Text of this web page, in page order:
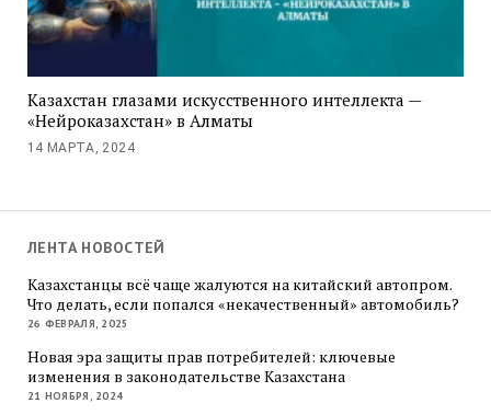
Казахстан глазами искусственного интеллекта —
«Нейроказахстан» в Алматы
14 МАРТА, 2024
ЛЕНТА НОВОСТЕЙ
Казахстанцы всё чаще жалуются на китайский автопром.
Что делать, если попался «некачественный» автомобиль?
26 ФЕВРАЛЯ, 2025
Новая эра защиты прав потребителей: ключевые
изменения в законодательстве Казахстана
21 НОЯБРЯ, 2024